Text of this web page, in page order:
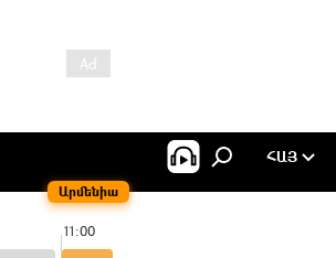
Արմենիա
ՀԱՅ
11:00